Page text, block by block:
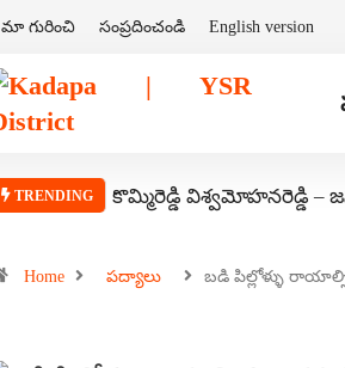
మా గురించి సంప్రదించండి English version
TRENDING కొమ్మిరెడ్డి విశ్వమోహనరెడ్డి
Home పద్యాలు బడి పిల్లోళ్ళు